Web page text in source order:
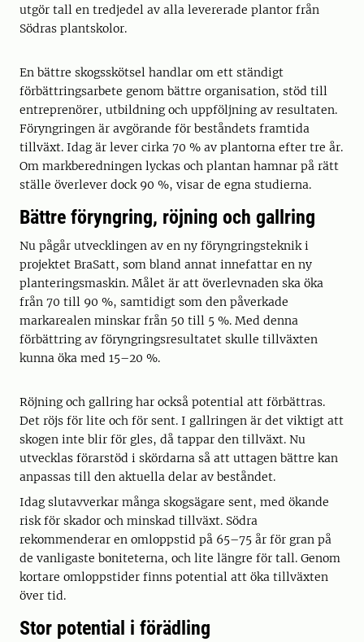
utgör tall en tredjedel av alla levererade plantor från
Södras plantskolor.
En bättre skogsskötsel handlar om ett ständigt
förbättringsarbete genom bättre organisation, stöd till
entreprenörer, utbildning och uppföljning av resultaten.
Föryngringen är avgörande för beståndets framtida
tillväxt. Idag är lever cirka 70 % av plantorna efter tre år.
Om markberedningen lyckas och plantan hamnar på rätt
ställe överlever dock 90 %, visar de egna studierna.
Bättre föryngring, röjning och gallring
Nu pågår utvecklingen av en ny föryngringsteknik i
projektet BraSatt, som bland annat innefattar en ny
planteringsmaskin. Målet är att överlevnaden ska öka
från 70 till 90 %, samtidigt som den påverkade
markarealen minskar från 50 till 5 %. Med denna
förbättring av föryngringsresultatet skulle tillväxten
kunna öka med 15–20 %.
Röjning och gallring har också potential att förbättras.
Det röjs för lite och för sent. I gallringen är det viktigt att
skogen inte blir för gles, då tappar den tillväxt. Nu
utvecklas förarstöd i skördarna så att uttagen bättre kan
anpassas till den aktuella delar av beståndet.
Idag slutavverkar många skogsägare sent, med ökande
risk för skador och minskad tillväxt. Södra
rekommenderar en omloppstid på 65–75 år för gran på
de vanligaste boniteterna, och lite längre för tall. Genom
kortare omloppstider finns potential att öka tillväxten
över tid.
Stor potential i förädling